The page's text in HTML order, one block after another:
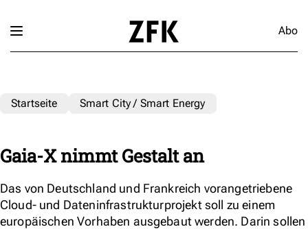
Abo
Startseite Smart City / Smart Energy
Gaia-X nimmt Gestalt an
Das von Deutschland und Frankreich vorangetriebene
Cloud- und Dateninfrastrukturprojekt soll zu einem
europäischen Vorhaben ausgebaut werden. Darin sollen